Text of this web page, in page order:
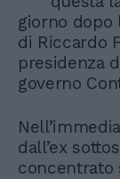
giorno dopo
di Riccardo
presidenza
governo
dall’ex
concentrato